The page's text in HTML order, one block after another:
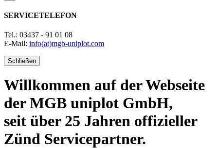
SERVICETELEFON
Tel.: 03437 - 91 01 08
E-Mail: info(at)mgb-uniplot.com
Schließen
Willkommen auf der Webseite
der MGB uniplot GmbH,
seit über 25 Jahren offizieller
Zünd Servicepartner.